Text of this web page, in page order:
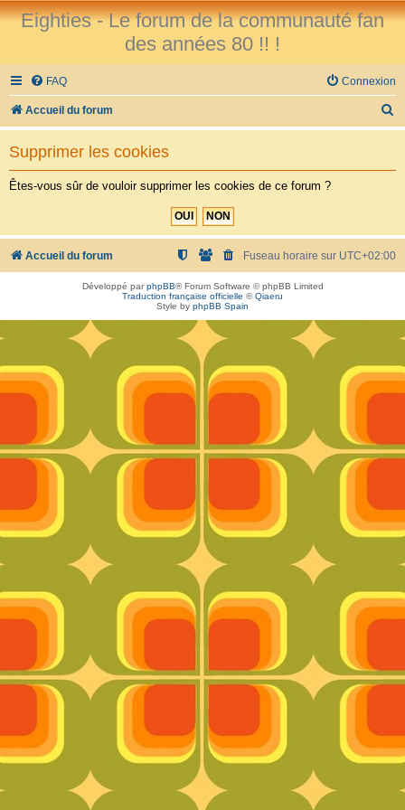
Eighties - Le forum de la communauté fan
des années 80 !! !
FAQ Connexion
Accueil du forum
e
h
r
Supprimer les cookies
Êtes-vous sûr de vouloir supprimer les cookies de ce forum ?
Accueil du forum Fuseau horaire sur UTC+02:00
Développé parphpBB® Forum Software © phpBB Limited
Traduction française officielle ©Qiaeru
Style by phpBB Spain